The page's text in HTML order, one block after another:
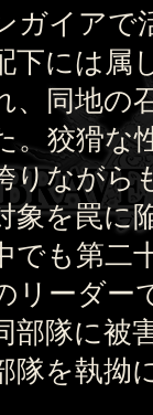
ガイアで
下には属
、同地の
。狡猾な
りながら
象を罠に
でも第二
リーダー
部隊に被
隊を執拗